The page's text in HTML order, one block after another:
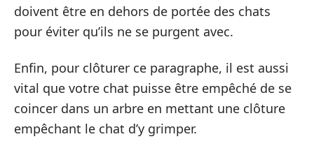
doivent être en dehors de portée des chats
pour éviter qu’ils ne se purgent avec.
Enfin, pour clôturer ce paragraphe, il est aussi
vital que votre chat puisse être empêché de se
coincer dans un arbre en mettant une clôture
empêchant le chat d’y grimper.